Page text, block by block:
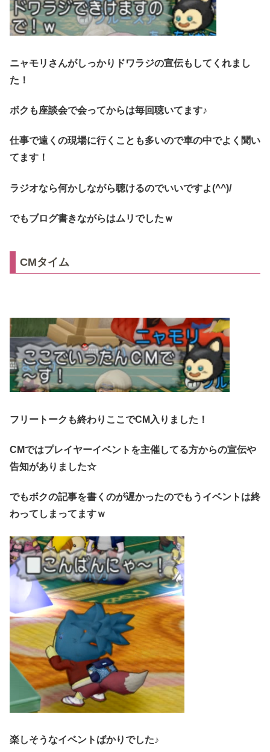
ニャモリさんがしっかりドワラジの宣伝もしてくれまし
た！
ボクも座談会で会ってからは毎回聴いてます♪
仕事で遠くの現場に行くことも多いので車の中でよく聞い
てます！
ラジオなら何かしながら聴けるのでいいですよ(^^)/
でもブログ書きながらはムリでしたｗ
CMタイム
フリートークも終わりここでCM入りました！
CMではプレイヤーイベントを主催してる方からの宣伝や
告知がありました☆
でもボクの記事を書くのが遅かったのでもうイベントは終
わってしまってますｗ
楽しそうなイベントばかりでした♪